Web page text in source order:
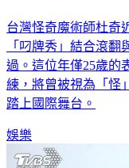
台灣怪奇魔術師杜奇
「叼牌秀」結合滾
過。這位年僅25歲的
練，將曾被視為「怪
踏上國際舞台。
娛樂